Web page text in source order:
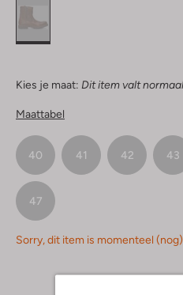
Kies je maat: Dit item valt
Maattabel
40 41 42 43
47
Sorry, dit item is momenteel